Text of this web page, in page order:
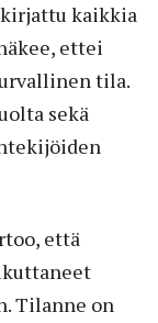
kaikkia
ettei
tila.
sekä
että
Tilanne on